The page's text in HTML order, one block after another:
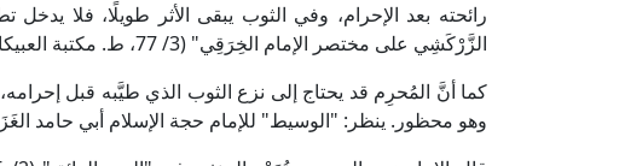
رائحته بعد الإحرام، وفي الثوب يبقى الأثر طويلًا، فلا
الزَّرْكَشِي على مختصر الإمام الخِرَقِي" (3/ 77، ط. مكتبة العبيكان).
كما أنَّ المُحرِم قد يحتاج إلى نزع الثوب الذي طيَّبه قبل
وهو محظور. ينظر: "الوسيط" للإمام حجة الإسلام أبي حامد الغَزَالِي (2/ 635، ط. دار